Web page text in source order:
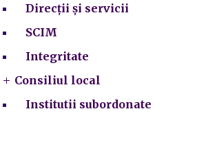
Direcții și servicii
SCIM
Integritate
Consiliul local
Institutii subordonate